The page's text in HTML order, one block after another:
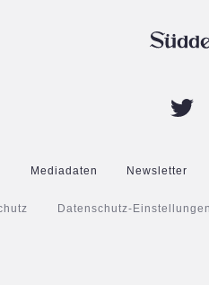
Mediadaten Newsletter
Datenschutz-